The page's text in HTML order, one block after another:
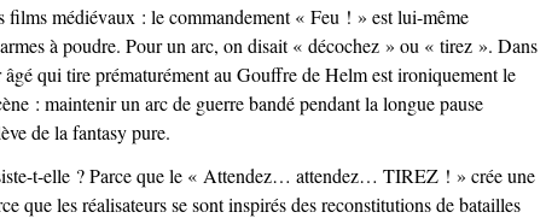
à poudre. Pour un arc, on disait « décochez » ou « tirez ». Dans
âgé qui tire prématurément au Gouffre de Helm est ironiquement le
: maintenir un arc de guerre bandé pendant la longue pause
de la fantasy pure.
que les réalisateurs se sont inspirés des reconstitutions de batailles